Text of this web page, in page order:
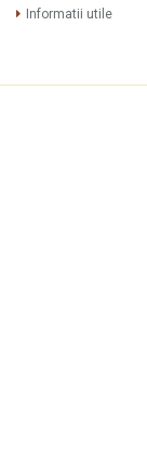
Informatii utile